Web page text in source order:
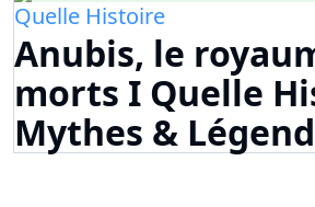
Quelle Histoire
Anubis, le
morts I Quelle
Mythes &